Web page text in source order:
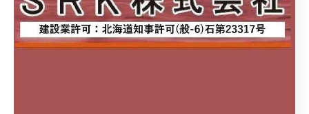
ウェザータイト 漏水 防水 JOTO